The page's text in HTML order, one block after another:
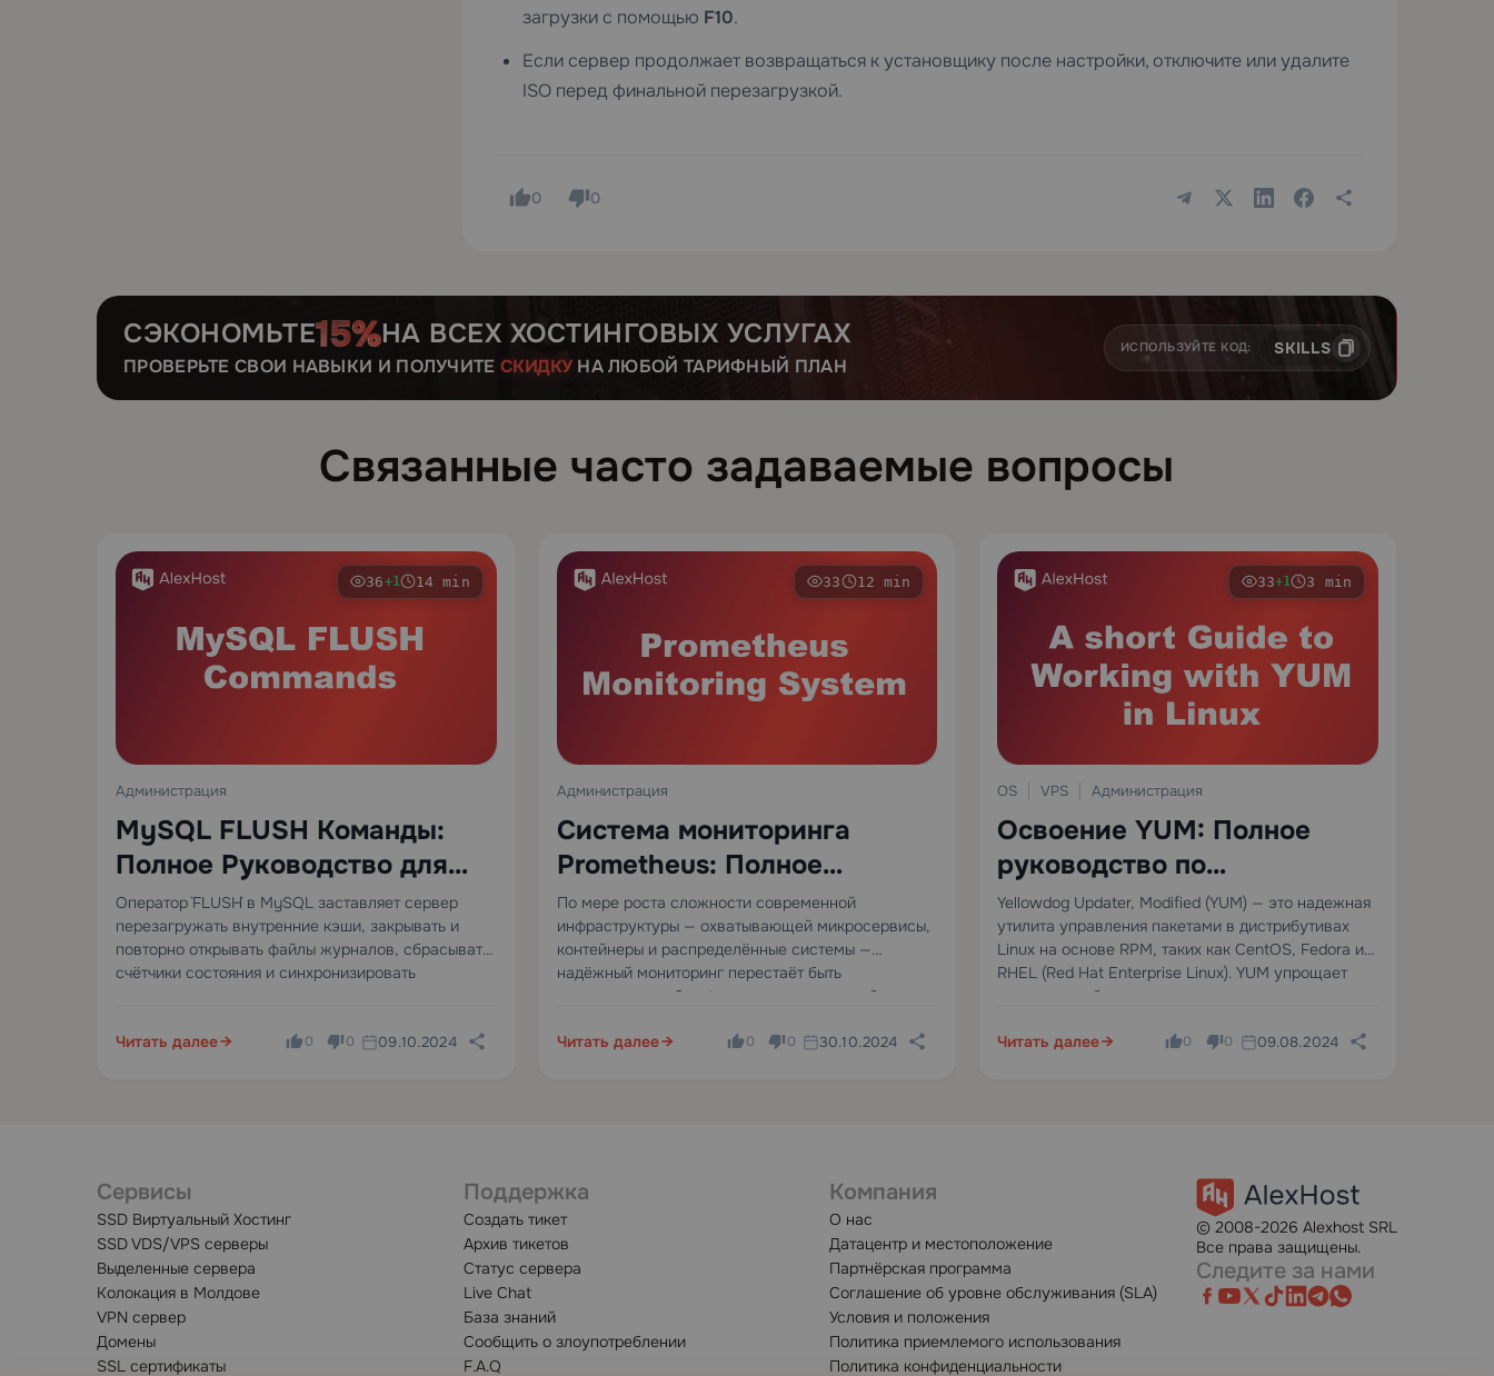
загрузки с помощью F10.
Если сервер продолжает возвращаться к установщику после настройки, отключите или удалите
ISO перед финальной перезагрузкой.
0 0
СЭКОНОМЬТЕ НА ВСЕХ ХОСТИНГОВЫХ УСЛУГАХ
ПРОВЕРЬТЕ СВОИ НАВЫКИ И ПОЛУЧИТЕ СКИДКУНА ЛЮБОЙ ТАРИФНЫЙ ПЛАН
ИСПОЛЬЗУЙТЕ КОД: SKILLS
Связанные часто задаваемые вопросы
36+1 14 min
Администрация
MySQL FLUSH Команды:
Полное Руководство для
Администраторов Баз
Данных
Оператор `FLUSH` в MySQL заставляет сервер
перезагружать внутренние кэши, закрывать и
повторно открывать файлы журналов, сбрасывать
счётчики состояния и синхронизировать
одним из наиболее критически важных…
Читать далее 0 0 09.10.2024
33 12 min
Администрация
Система мониторинга
Prometheus: Полное
руководство по настройке
для мониторинга
инфраструктуры и
приложений
По мере роста сложности современной
инфраструктуры — охватывающей микросервисы,
контейнеры и распределённые системы —
надёжный мониторинг перестаёт быть
опциональным. Это фундаментальное требование
надёжности и масштабируемости. Prometheus —
Читать далее 0 0 30.10.2024
33+1 3 min
OS VPS Администрация
Освоение YUM: Полное
руководство по
управлению пакетами в
Linux
Yellowdog Updater, Modified (YUM) — это надежная
утилита управления пакетами в дистрибутивах
Linux на основе RPM, таких как CentOS, Fedora и
RHEL (Red Hat Enterprise Linux). YUM упрощает
установку, обновление и удаление программных
команды…
Читать далее 0 0 09.08.2024
Сервисы
SSD Виртуальный Хостинг
SSD VDS/VPS серверы
Выделенные сервера
Колокация в Молдове
VPN сервер
Домены
SSL сертификаты
Поддержка
Создать тикет
Архив тикетов
Статус сервера
Live Chat
База знаний
Сообщить о злоупотреблении
F.A.Q
Компания
О нас
Датацентр и местоположение
Партнёрская программа
Соглашение об уровне обслуживания (SLA)
Условия и положения
Политика приемлемого использования
Политика конфиденциальности
© 2008-2026 Alexhost SRL
Все права защищены.
Следите за нами